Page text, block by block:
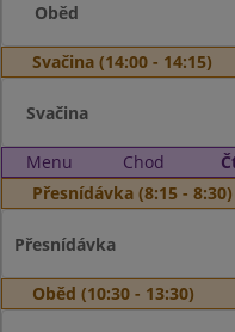
Oběd
Svačina (14:00 - 14:15)
Svačina
Menu Chod
Přesnídávka (8:15 - 8:30)
Přesnídávka
Oběd (10:30 - 13:30)